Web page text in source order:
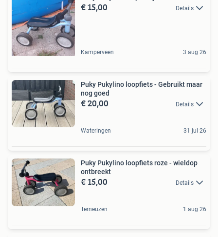
€ 15,00 Details
Kamperveen 3 aug 26
Puky Pukylino loopfiets - Gebruikt maar
nog goed
€ 20,00 Details
Wateringen 31 jul 26
Puky Pukylino loopfiets roze - wieldop
ontbreekt
€ 15,00 Details
Terneuzen 1 aug 26